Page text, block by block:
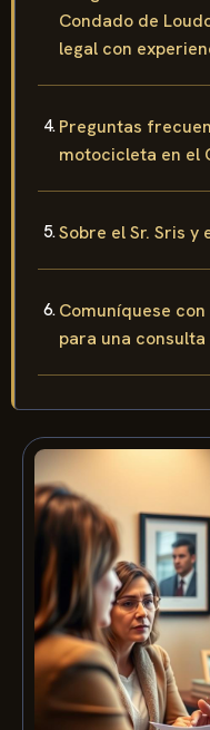
Condado de
legal con
Preguntas
motocicleta en el
Sobre el Sr. Sris y
Comuníquese con
para una consulta